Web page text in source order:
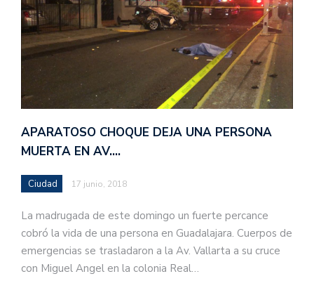
APARATOSO CHOQUE DEJA UNA PERSONA
MUERTA EN AV.…
Ciudad 17 junio, 2018
La madrugada de este domingo un fuerte percance
cobró la vida de una persona en Guadalajara. Cuerpos de
emergencias se trasladaron a la Av. Vallarta a su cruce
con Miguel Angel en la colonia Real…